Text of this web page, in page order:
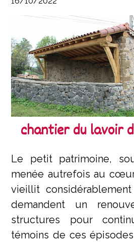
chantier du lavoir
Le petit patrimoine,
menée autrefois au
vieillit
demandent un
structures pour
témoins de ces